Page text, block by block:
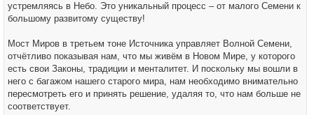
устремляясь в Небо. Это уникальный процесс – от малого Семени к
большому развитому существу!
Мост Миров в третьем тоне Источника управляет Волной Семени,
отчётливо показывая нам, что мы живём в Новом Мире, у которого
есть свои Законы, традиции и менталитет. И поскольку мы вошли в
него с багажом нашего старого мира, нам необходимо внимательно
пересмотреть его и принять решение, удаляя то, что нам больше не
соответствует.